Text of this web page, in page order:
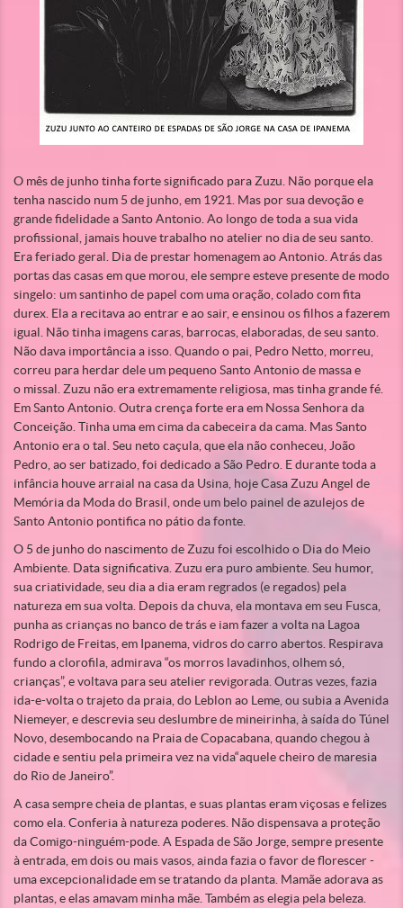
O mês de junho tinha forte significado para Zuzu. Não porque ela
tenha nascido num 5 de junho, em 1921. Mas por sua devoção e
grande fidelidade a Santo Antonio. Ao longo de toda a sua vida
profissional, jamais houve trabalho no atelier no dia de seu santo.
Era feriado geral. Dia de prestar homenagem ao Antonio. Atrás das
portas das casas em que morou, ele sempre esteve presente de modo
singelo: um santinho de papel com uma oração, colado com fita
durex. Ela a recitava ao entrar e ao sair, e ensinou os filhos a fazerem
igual. Não tinha imagens caras, barrocas, elaboradas, de seu santo.
Não dava importância a isso. Quando o pai, Pedro Netto, morreu,
correu para herdar dele um pequeno Santo Antonio de massa e
o missal. Zuzu não era extremamente religiosa, mas tinha grande fé.
Em Santo Antonio. Outra crença forte era em Nossa Senhora da
Conceição. Tinha uma em cima da cabeceira da cama. Mas Santo
Antonio era o tal. Seu neto caçula, que ela não conheceu, João
Pedro, ao ser batizado, foi dedicado a São Pedro. E durante toda a
infância houve arraial na casa da Usina, hoje Casa Zuzu Angel de
Memória da Moda do Brasil, onde um belo painel de azulejos de
Santo Antonio pontifica no pátio da fonte.
O 5 de junho do nascimento de Zuzu foi escolhido o Dia do Meio
Ambiente. Data significativa. Zuzu era puro ambiente. Seu humor,
sua criatividade, seu dia a dia eram regrados (e regados) pela
natureza em sua volta. Depois da chuva, ela montava em seu Fusca,
punha as crianças no banco de trás e iam fazer a volta na Lagoa
Rodrigo de Freitas, em Ipanema, vidros do carro abertos. Respirava
fundo a clorofila, admirava “os morros lavadinhos, olhem só,
crianças”, e voltava para seu atelier revigorada. Outras vezes, fazia
ida-e-volta o trajeto da praia, do Leblon ao Leme, ou subia a Avenida
Niemeyer, e descrevia seu deslumbre de mineirinha, à saída do Túnel
Novo, desembocando na Praia de Copacabana, quando chegou à
cidade e sentiu pela primeira vez na vida“aquele cheiro de maresia
do Rio de Janeiro”.
A casa sempre cheia de plantas, e suas plantas eram viçosas e felizes
como ela. Conferia à natureza poderes. Não dispensava a proteção
da Comigo-ninguém-pode. A Espada de São Jorge, sempre presente
à entrada, em dois ou mais vasos, ainda fazia o favor de florescer -
uma excepcionalidade em se tratando da planta. Mamãe adorava as
plantas, e elas amavam minha mãe. Também as elegia pela beleza.